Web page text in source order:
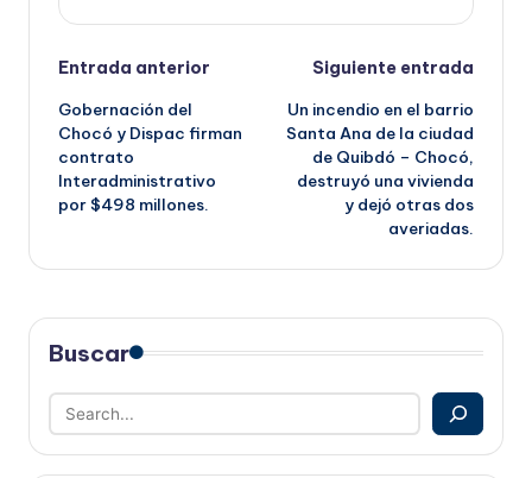
Navegación
de
entradas
Entrada anterior
Gobernación del
Chocó y Dispac firman
contrato
Interadministrativo
por $498 millones.
Siguiente entrada
Un incendio en el barrio
Santa Ana de la ciudad
de Quibdó – Chocó,
destruyó una vivienda
y dejó otras dos
averiadas.
Buscar